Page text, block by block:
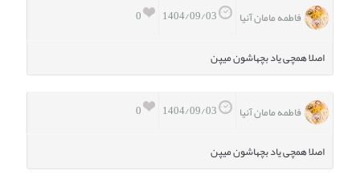
0
فاطمه مامان آنیا
اصلا همچی یاد بچهاشون میپن
0
فاطمه مامان آنیا
اصلا همچی یاد بچهاشون میپن